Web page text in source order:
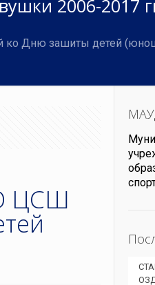
2006-2017
Дню зашиты детей
ЦСШ